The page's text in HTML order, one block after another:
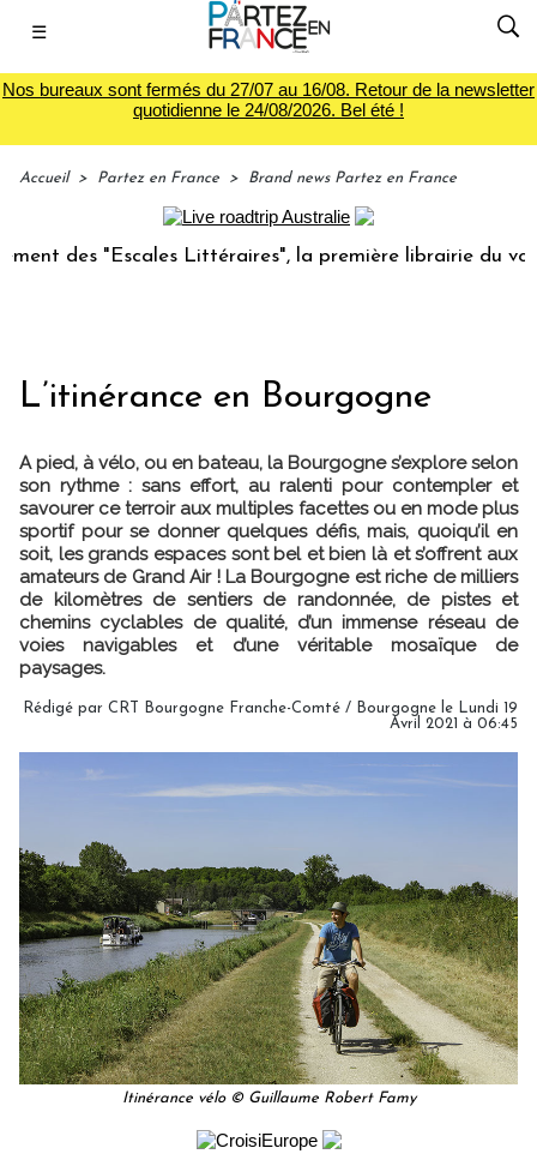
☰
Nos bureaux sont fermés du 27/07 au 16/08. Retour de la newsletter
quotidienne le 24/08/2026. Bel été !
Accueil > Partez en France > Brand news Partez en France
Littéraires", la première librairie du voyage Le
L’itinérance en Bourgogne
A pied, à vélo, ou en bateau, la Bourgogne s’explore selon
son rythme : sans effort, au ralenti pour contempler et
savourer ce terroir aux multiples facettes ou en mode plus
sportif pour se donner quelques défis, mais, quoiqu’il en
soit, les grands espaces sont bel et bien là et s’offrent aux
amateurs de Grand Air ! La Bourgogne est riche de milliers
de kilomètres de sentiers de randonnée, de pistes et
chemins cyclables de qualité, d’un immense réseau de
voies navigables et d’une véritable mosaïque de
paysages.
Rédigé par CRT Bourgogne Franche-Comté / Bourgogne le Lundi 19
Avril 2021 à 06:45
Itinérance vélo © Guillaume Robert Famy